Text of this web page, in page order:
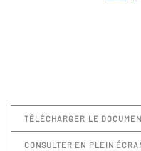
TÉLÉCHARGER LE
CONSULTER EN PLEIN